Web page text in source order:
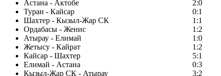
Астана - Актобе
2:0
Туран - Кайсар
0:1
Шахтер - Кызыл-Жар СК
1:1
Ордабасы - Женис
1:2
Атырау - Елимай
1:0
Жетысу - Кайрат
1:2
Кайсар - Шахтер
5:1
Елимай - Астана
0:3
Кызыл-Жар СК - Атырау
3:2